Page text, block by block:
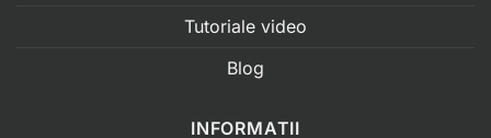
Tutoriale video
Blog
INFORMATII